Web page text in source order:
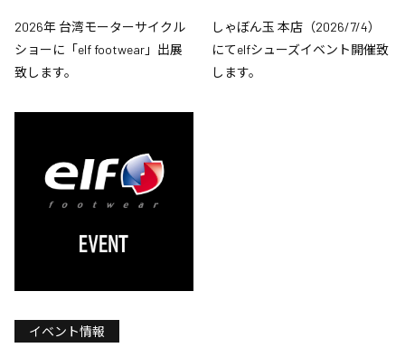
2026年 台湾モーターサイクル
ショーに「elf footwear」出展
致します。
しゃぼん玉 本店（2026/7/4）
にてelfシューズイベント開催致
します。
イベント情報